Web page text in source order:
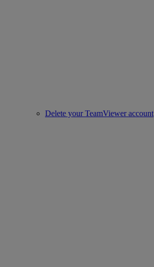
Delete your TeamViewer account